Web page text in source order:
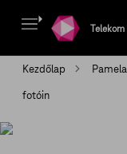
Telekom
Kezdőlap
fotóin